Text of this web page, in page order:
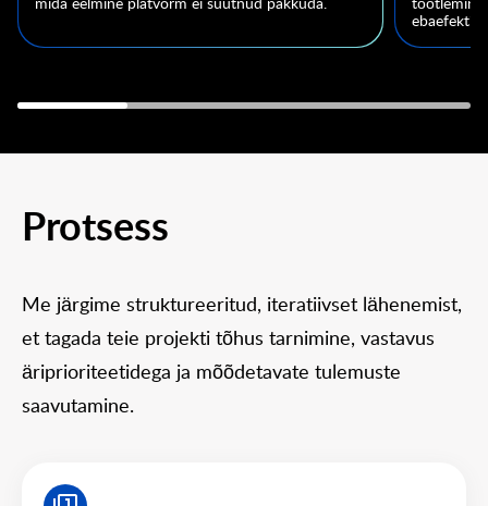
mida eelmine platvorm ei suutnud pakkuda.
Protsess
Me järgime struktureeritud, iteratiivset lähenemist,
et tagada teie projekti tõhus tarnimine, vastavus
äriprioriteetidega ja mõõdetavate tulemuste
saavutamine.